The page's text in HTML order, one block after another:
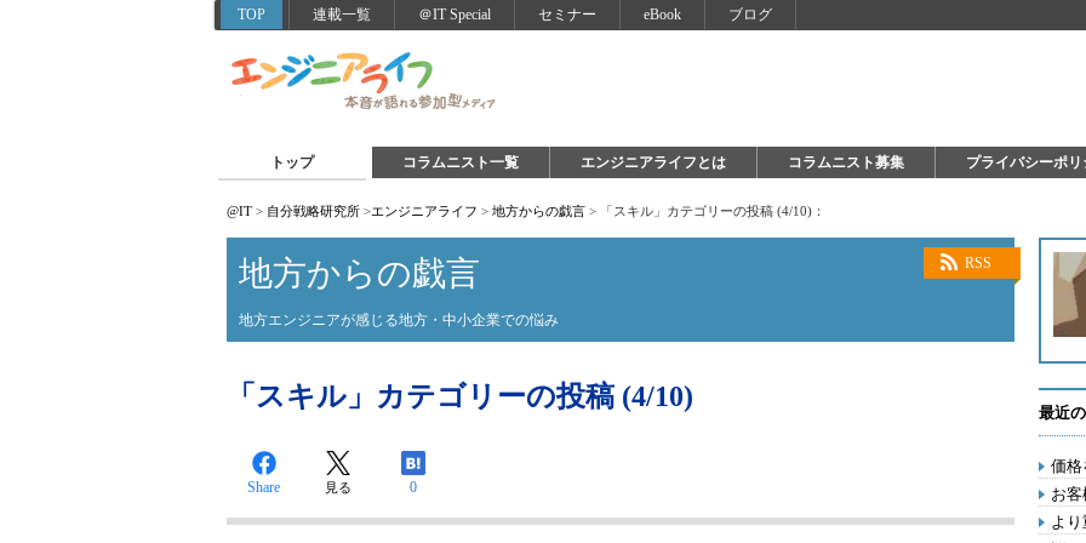
TOP 連載一覧 ＠IT Special セミナー eBook ブログ
トップ コラムニスト一覧 エンジニアライフとは コラムニスト募集 プライバシーポリ
@IT > 自分戦略研究所 >エンジニアライフ > 地方からの戯言 > 「スキル」カテゴリーの投稿 (4/10)：
RSS
地方からの戯言
地方エンジニアが感じる地方・中小企業での悩み
「スキル」カテゴリーの投稿 (4/10)
Share 見る 0
最近
価格
お
よ